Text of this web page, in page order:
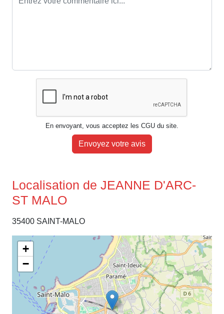
En envoyant, vous acceptez les CGU du site.
Envoyez votre avis
Localisation de JEANNE D'ARC-
ST MALO
35400 SAINT-MALO
+
−